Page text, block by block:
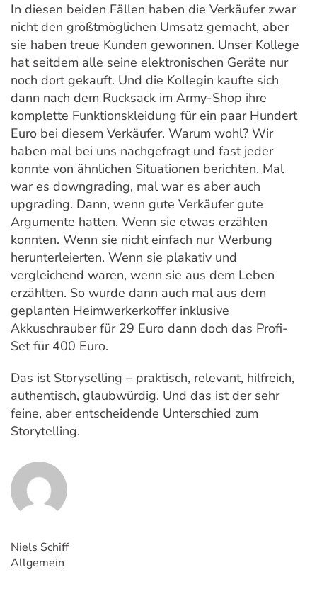
In diesen beiden Fällen haben die Verkäufer zwar
nicht den größtmöglichen Umsatz gemacht, aber
sie haben treue Kunden gewonnen. Unser Kollege
hat seitdem alle seine elektronischen Geräte nur
noch dort gekauft. Und die Kollegin kaufte sich
dann nach dem Rucksack im Army-Shop ihre
komplette Funktionskleidung für ein paar Hundert
Euro bei diesem Verkäufer. Warum wohl? Wir
haben mal bei uns nachgefragt und fast jeder
konnte von ähnlichen Situationen berichten. Mal
war es downgrading, mal war es aber auch
upgrading. Dann, wenn gute Verkäufer gute
Argumente hatten. Wenn sie etwas erzählen
konnten. Wenn sie nicht einfach nur Werbung
herunterleierten. Wenn sie plakativ und
vergleichend waren, wenn sie aus dem Leben
erzählten. So wurde dann auch mal aus dem
geplanten Heimwerkerkoffer inklusive
Akkuschrauber für 29 Euro dann doch das Profi-
Set für 400 Euro.
Das ist Storyselling – praktisch, relevant, hilfreich,
authentisch, glaubwürdig. Und das ist der sehr
feine, aber entscheidende Unterschied zum
Storytelling.
Niels Schiff
Allgemein